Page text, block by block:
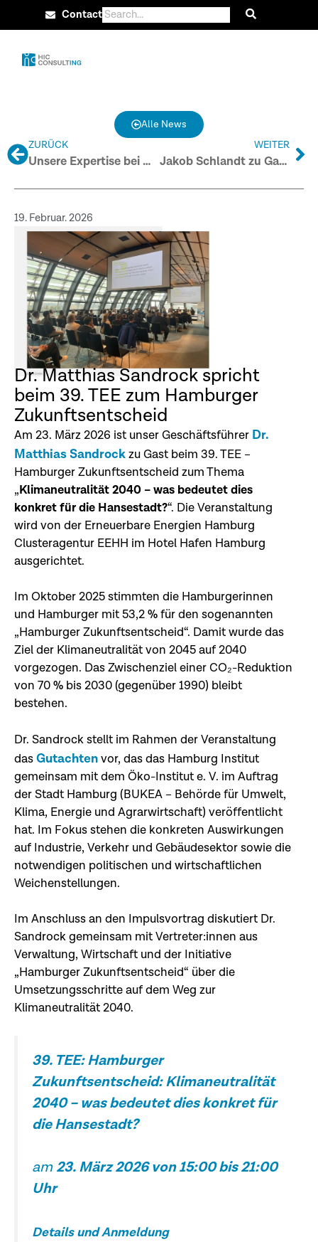
Contact
Alle News
ZURÜCK
Unsere Expertise bei BMWE-Veranstaltung zum Geothermie-Beschleunigungsgesetz (GeoBG)
WEITER
Jakob Schlandt zu Gast in ntv-Podcast
19. Februar. 2026
Dr. Matthias Sandrock spricht
beim 39. TEE zum Hamburger
Zukunftsentscheid
Am 23. März 2026 ist unser Geschäftsführer Dr.
Matthias Sandrockzu Gast beim 39. TEE –
Hamburger Zukunftsentscheid zum Thema
„Klimaneutralität 2040 – was bedeutet dies
konkret für die Hansestadt?“. Die Veranstaltung
wird von der Erneuerbare Energien Hamburg
Clusteragentur EEHH im Hotel Hafen Hamburg
ausgerichtet.
Im Oktober 2025 stimmten die Hamburgerinnen
und Hamburger mit 53,2 % für den sogenannten
„Hamburger Zukunftsentscheid“. Damit wurde das
Ziel der Klimaneutralität von 2045 auf 2040
vorgezogen. Das Zwischenziel einer CO₂-Reduktion
von 70 % bis 2030 (gegenüber 1990) bleibt
bestehen.
Dr. Sandrock stellt im Rahmen der Veranstaltung
dasGutachtenvor, das das Hamburg Institut
gemeinsam mit dem Öko-Institut e. V. im Auftrag
der Stadt Hamburg (BUKEA – Behörde für Umwelt,
Klima, Energie und Agrarwirtschaft) veröffentlicht
hat. Im Fokus stehen die konkreten Auswirkungen
auf Industrie, Verkehr und Gebäudesektor sowie die
notwendigen politischen und wirtschaftlichen
Weichenstellungen.
Im Anschluss an den Impulsvortrag diskutiert Dr.
Sandrock gemeinsam mit Vertreter:innen aus
Verwaltung, Wirtschaft und der Initiative
„Hamburger Zukunftsentscheid“ über die
Umsetzungsschritte auf dem Weg zur
Klimaneutralität 2040.
39. TEE: Hamburger
Zukunftsentscheid: Klimaneutralität
2040 – was bedeutet dies konkret für
die Hansestadt?
am23. März 2026 von 15:00 bis 21:00
Uhr
Details und Anmeldung